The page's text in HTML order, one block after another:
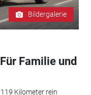
Bildergalerie
Familie und
Kilometer rein